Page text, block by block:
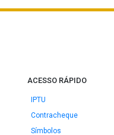
ACESSO RÁPIDO
IPTU
Contracheque
Símbolos